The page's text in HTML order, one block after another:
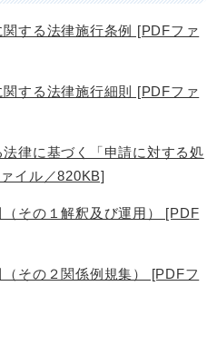
する法律施行条例 [PDFファ
する法律施行細則 [PDFファ
律に基づく「申請に対する処
イル／820KB]
その１解釈及び運用） [PDF
その２関係例規集） [PDFフ